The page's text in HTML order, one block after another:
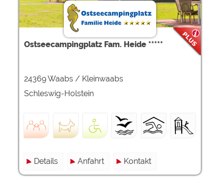
Ostseecampingplatz Fam. Heide *****
24369 Waabs / Kleinwaabs
Schleswig-Holstein
Details Anfahrt Kontakt